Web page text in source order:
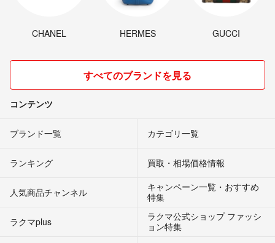
CHANEL HERMES GUCCI
すべてのブランドを見る
コンテンツ
ブランド一覧 カテゴリ一覧
ランキング 買取・相場価格情報
人気商品チャンネル
キャンペーン一覧・おすすめ
特集
ラクマplus
ラクマ公式ショップ ファッシ
ョン特集